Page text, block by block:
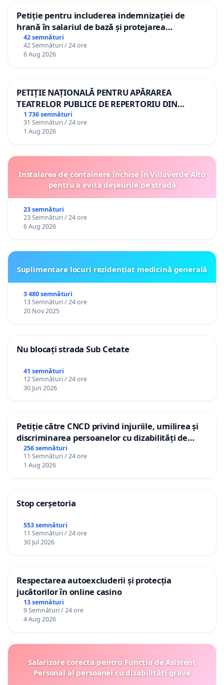
Petiție pentru includerea indemnizației de
hrană în salariul de bază și protejarea
gradațiilor de vechime pentru asistenții
personali
42 semnături
42 Semnături / 24 ore
6 Aug 2026
PETIȚIE NAȚIONALĂ PENTRU APĂRAREA
TEATRELOR PUBLICE DE REPERTORIU DIN
ROMÂNIA
1 736 semnături
31 Semnături / 24 ore
1 Aug 2026
Instalarea de containere închise în Villaverde Alto
pentru a evita deșeurile pe stradă
23 semnături
23 Semnături / 24 ore
6 Aug 2026
Suplimentare locuri rezidențiat medicină generală
3 480 semnături
13 Semnături / 24 ore
20 Nov 2025
Nu blocați strada Sub Cetate
41 semnături
12 Semnături / 24 ore
30 Jun 2026
Petiție către CNCD privind injuriile, umilirea și
discriminarea persoanelor cu dizabilități de
către utilizatorul TikTok „Gorici”
256 semnături
11 Semnături / 24 ore
1 Aug 2026
Stop cerșetoria
553 semnături
11 Semnături / 24 ore
30 Jul 2026
Respectarea autoexcluderii și protecția
jucătorilor în online casino
13 semnături
9 Semnături / 24 ore
4 Aug 2026
Salarizare corecta pentru Funcția de Asistent
Personal al persoanei cu dizabilități grave